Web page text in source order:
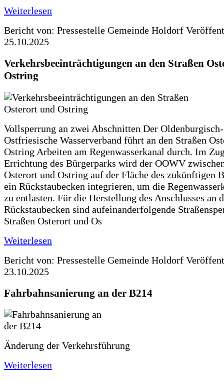
Weiterlesen
Bericht von: Pressestelle Gemeinde Holdorf
25.10.2025
Verkehrsbeeinträchtigungen an den Straßen
Ostring
Vollsperrung an zwei Abschnitten Der Oldenburgisch-
Ostfriesische Wasserverband führt an den Straßen
Ostring Arbeiten am Regenwasserkanal durch. Im
Errichtung des Bürgerparks wird der OOWV
Osterort und Ostring auf der Fläche des zukünftigen
ein Rückstaubecken integrieren, um die
zu entlasten. Für die Herstellung des Anschlusses an
Rückstaubecken sind aufeinanderfolgende
Straßen Osterort und Os
Weiterlesen
Bericht von: Pressestelle Gemeinde Holdorf
23.10.2025
Fahrbahnsanierung an der B214
Änderung der Verkehrsführung
Weiterlesen